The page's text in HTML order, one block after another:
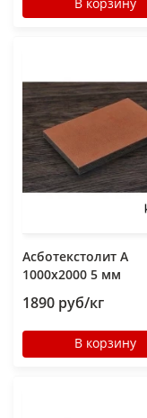
В корзину
Асботекстолит А
1000х2000 5 мм
1890 руб/кг
В корзину